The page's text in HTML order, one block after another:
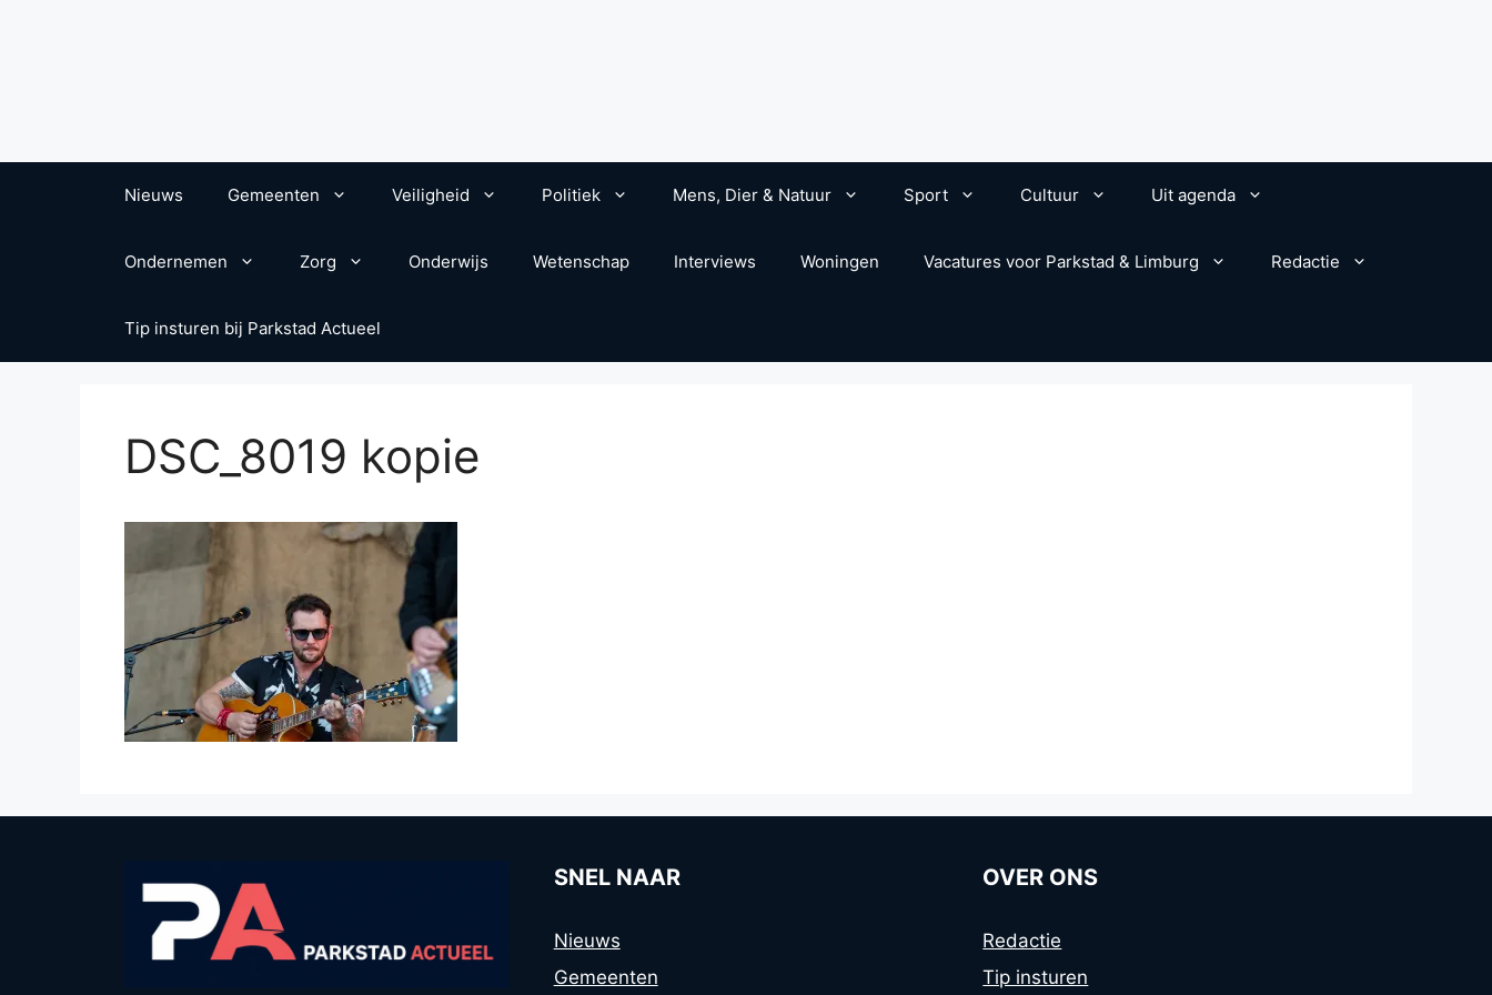
Nieuws Gemeenten Veiligheid Politiek Mens, Dier & Natuur Sport Cultuur Uit agenda
Ondernemen Zorg Onderwijs Wetenschap Interviews Woningen Vacatures voor Parkstad & Limburg Redactie
Tip insturen bij Parkstad Actueel
DSC_8019 kopie
SNEL NAAR
Nieuws
Gemeenten
OVER ONS
Redactie
Tip insturen